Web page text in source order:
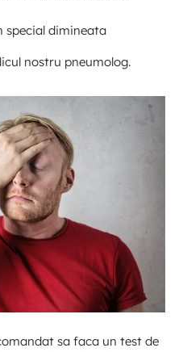
special dimineata
nostru pneumolog.
sa faca un test de